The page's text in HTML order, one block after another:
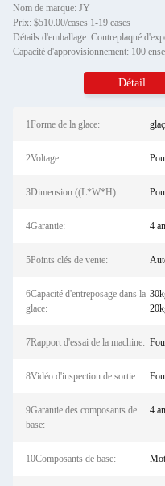
Nom de marque: JY
Prix: $510.00/cases 1-19 cases
Détails d'emballage: Contreplaqué
Capacité d'approvisionnement: 100
Détail
1Forme de la glace:
2Voltage:
3Dimension ((L*W*H):
4Garantie: 4
5Points clés de vente:
6Capacité d'entreposage dans la
glace:
7Rapport d'essai de la machine:
8Vidéo d'inspection de sortie:
9Garantie des composants de
base:
4
10Composants de base: